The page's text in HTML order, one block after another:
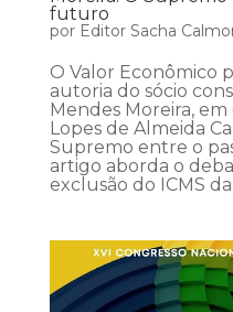
futuro
por Editor Sacha
O Valor Econômico
autoria do sócio
Mendes Moreira,
Lopes de Almeida
Supremo entre o
artigo aborda o
exclusão do ICMS